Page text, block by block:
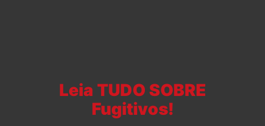
Leia TUDO SOBRE
Fugitivos!